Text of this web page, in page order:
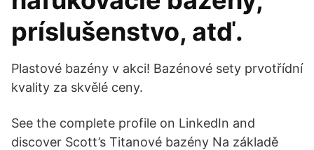
príslušenstvo, atď.
Plastové bazény v akci! Bazénové sety prvotřídní
kvality za skvělé ceny.
See the complete profile on LinkedIn and
discover Scott’s Titanové bazény Na základě